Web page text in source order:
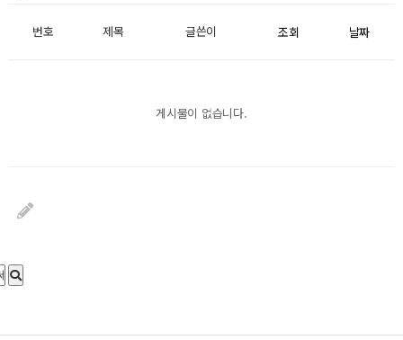
번호 제목 글쓴이 조회 날짜
게시물이 없습니다.